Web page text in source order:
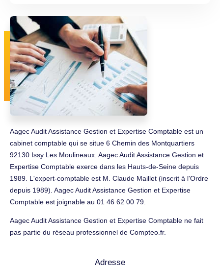
Aagec Audit Assistance Gestion et Expertise Comptable est un
cabinet comptable qui se situe 6 Chemin des Montquartiers
92130 Issy Les Moulineaux. Aagec Audit Assistance Gestion et
Expertise Comptable exerce dans les Hauts-de-Seine depuis
1989. L'expert-comptable est M. Claude Maillet (inscrit à l'Ordre
depuis 1989). Aagec Audit Assistance Gestion et Expertise
Comptable est joignable au 01 46 62 00 79.
Aagec Audit Assistance Gestion et Expertise Comptable ne fait
pas partie du réseau professionnel de Compteo.fr.
Adresse